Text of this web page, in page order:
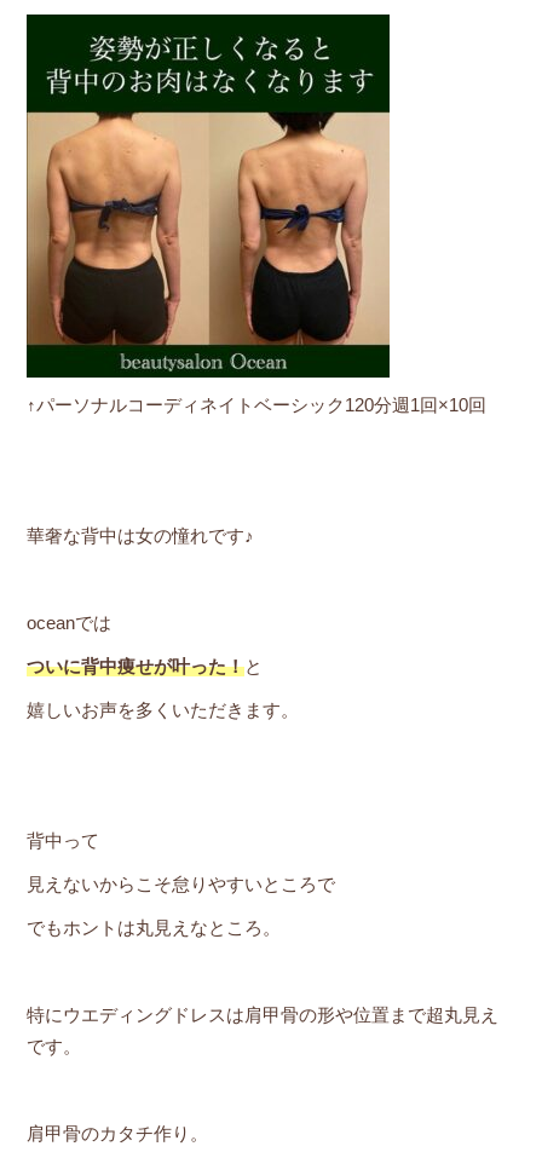
↑パーソナルコーディネイトベーシック120分週1回×10回
華奢な背中は女の憧れです♪
oceanでは
ついに背中痩せが叶った！と
嬉しいお声を多くいただきます。
背中って
見えないからこそ怠りやすいところで
でもホントは丸見えなところ。
特にウエディングドレスは肩甲骨の形や位置まで超丸見え
です。
肩甲骨のカタチ作り。